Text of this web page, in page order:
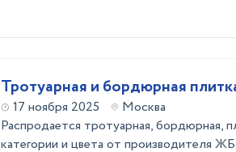
Тротуарная и бордюрная
17 ноября 2025
Москва
Распродается тротуарная, бордюрная,
категории и цвета от производителя